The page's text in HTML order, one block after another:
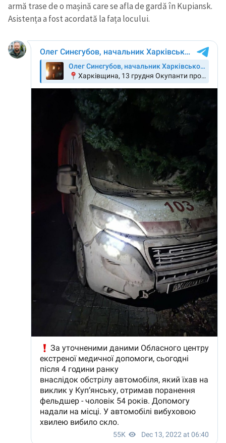
SUSȚINE
armă trase de o mașină care se afla de gardă în Kupiansk.
Asistența a fost acordată la fața locului.